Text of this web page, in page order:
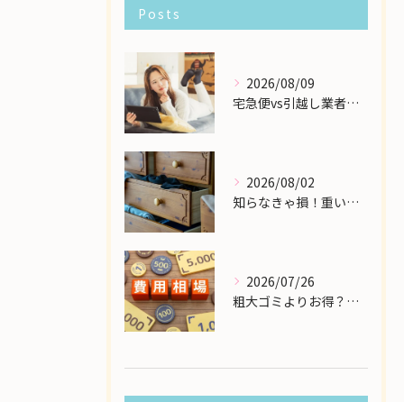
Posts
2026/08/09
宅急便vs引越し業者！個人の大型家具配送で一番安いのはどこ？
2026/08/02
知らなきゃ損！重い大型家具の配送費用を格安に抑える裏ワザ
2026/07/26
粗大ゴミよりお得？大型家具の処分業者にかかる費用相場を解説